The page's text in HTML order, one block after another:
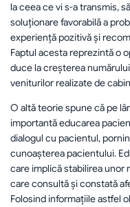
la ceea ce vi s-a transmis,
soluționare favorabilă a
experiență pozitivă și
Faptul acesta reprezintă o
duce la creșterea
veniturilor realizate de
O altă teorie spune că pe
importantă educarea
dialogul cu pacientul,
cunoașterea pacientului.
care implică stabilirea unor
care consultă și constată
Folosind informațiile astfel